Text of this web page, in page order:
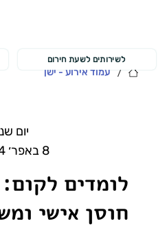
8 באפר׳ 2024
יום
לומדים לקום:
חוסן אישי
/ עמוד אירוע - ישן
לשירותים לשעת חירום